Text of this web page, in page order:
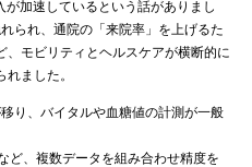
加速しているという話がありまし
られ、通院の「来院率」を上げるた
モビリティとヘルスケアが横断的に
ました。
り、バイタルや血糖値の計測が一般
ど、複数データを組み合わせ精度を